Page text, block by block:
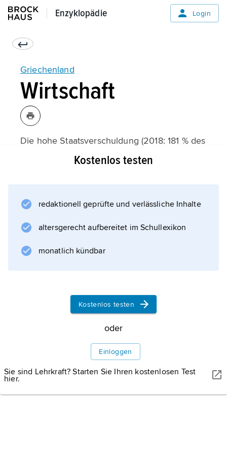
Enzyklopädie
Enzyklopädie Login
Griechenland
Wirtschaft
Die hohe Staatsverschuldung (2018: 181 % des
BIP; die höchste in der EU) hat Griechenland
Europäischen Union (EU) und der
Europäischen Zentralbank (EZB) 2010, 2012
Sparauflagen gebunden waren,
Informationen zum Artikel
Kostenlos testen
redaktionell geprüfte und verlässliche Inhalte
altersgerecht aufbereitet im Schullexikon
monatlich kündbar
Kostenlos testen
oder
Einloggen
Sie sind Lehrkraft? Starten Sie Ihren kostenlosen Test
hier.